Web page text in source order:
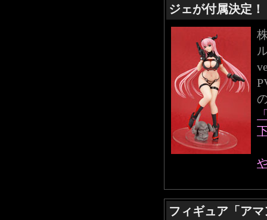
ジェが付属決定！
フィギュア「ア